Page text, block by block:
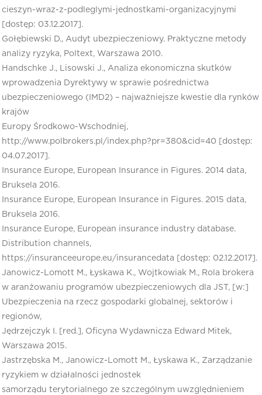
cieszyn-wraz-z-podleglymi-jednostkami-organizacyjnymi
[dostęp: 03.12.2017].
Gołębiewski D., Audyt ubezpieczeniowy. Praktyczne metody
analizy ryzyka, Poltext, Warszawa 2010.
Handschke J., Lisowski J., Analiza ekonomiczna skutków
wprowadzenia Dyrektywy w sprawie pośrednictwa
ubezpieczeniowego (IMD2) – najważniejsze kwestie dla rynków
krajów
Europy Środkowo-Wschodniej,
http://www.polbrokers.pl/index.php?pr=380&cid=40 [dostęp:
04.07.2017].
Insurance Europe, European Insurance in Figures. 2014 data,
Bruksela 2016.
Insurance Europe, European Insurance in Figures. 2015 data,
Bruksela 2016.
Insurance Europe, European insurance industry database.
Distribution channels,
https://insuranceeurope.eu/insurancedata [dostęp: 02.12.2017].
Janowicz-Lomott M., Łyskawa K., Wojtkowiak M., Rola brokera
w aranżowaniu programów ubezpieczeniowych dla JST, [w:]
Ubezpieczenia na rzecz gospodarki globalnej, sektorów i
regionów,
Jędrzejczyk I. [red.], Oficyna Wydawnicza Edward Mitek,
Warszawa 2015.
Jastrzębska M., Janowicz-Lomott M., Łyskawa K., Zarządzanie
ryzykiem w działalności jednostek
samorządu terytorialnego ze szczególnym uwzględnieniem